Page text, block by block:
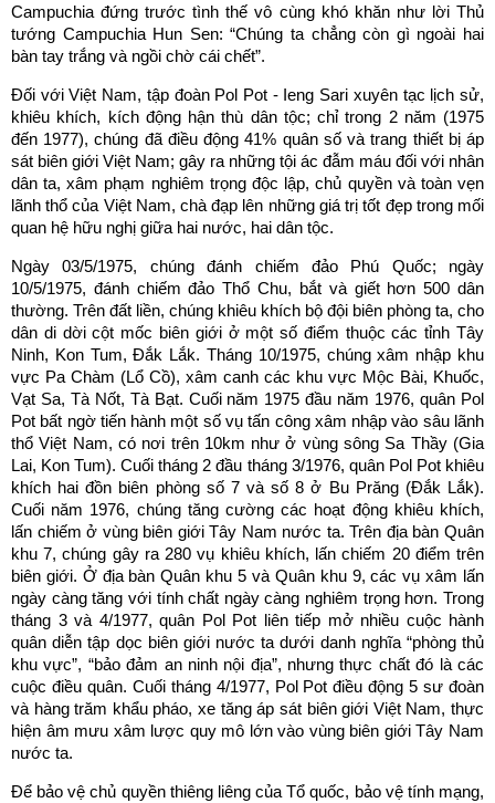
Campuchia đứng trước tình thế vô cùng khó khăn như lời Thủ
tướng Campuchia Hun Sen: “Chúng ta chẳng còn gì ngoài hai
bàn tay trắng và ngồi chờ cái chết”.
Đối với Việt Nam, tập đoàn Pol Pot - Ieng Sari xuyên tạc lịch sử,
khiêu khích, kích động hận thù dân tộc; chỉ trong 2 năm (1975
đến 1977), chúng đã điều động 41% quân số và trang thiết bị áp
sát biên giới Việt Nam; gây ra những tội ác đẫm máu đối với nhân
dân ta, xâm phạm nghiêm trọng độc lập, chủ quyền và toàn vẹn
lãnh thổ của Việt Nam, chà đạp lên những giá trị tốt đẹp trong mối
quan hệ hữu nghị giữa hai nước, hai dân tộc.
Ngày 03/5/1975, chúng đánh chiếm đảo Phú Quốc; ngày
10/5/1975, đánh chiếm đảo Thổ Chu, bắt và giết hơn 500 dân
thường. Trên đất liền, chúng khiêu khích bộ đội biên phòng ta, cho
dân di dời cột mốc biên giới ở một số điểm thuộc các tỉnh Tây
Ninh, Kon Tum, Đắk Lắk. Tháng 10/1975, chúng xâm nhập khu
vực Pa Chàm (Lổ Cồ), xâm canh các khu vực Mộc Bài, Khuốc,
Vạt Sa, Tà Nốt, Tà Bạt. Cuối năm 1975 đầu năm 1976, quân Pol
Pot bất ngờ tiến hành một số vụ tấn công xâm nhập vào sâu lãnh
thổ Việt Nam, có nơi trên 10km như ở vùng sông Sa Thầy (Gia
Lai, Kon Tum). Cuối tháng 2 đầu tháng 3/1976, quân Pol Pot khiêu
khích hai đồn biên phòng số 7 và số 8 ở Bu Prăng (Đắk Lắk).
Cuối năm 1976, chúng tăng cường các hoạt động khiêu khích,
lấn chiếm ở vùng biên giới Tây Nam nước ta. Trên địa bàn Quân
khu 7, chúng gây ra 280 vụ khiêu khích, lấn chiếm 20 điểm trên
biên giới. Ở địa bàn Quân khu 5 và Quân khu 9, các vụ xâm lấn
ngày càng tăng với tính chất ngày càng nghiêm trọng hơn. Trong
tháng 3 và 4/1977, quân Pol Pot liên tiếp mở nhiều cuộc hành
quân diễn tập dọc biên giới nước ta dưới danh nghĩa “phòng thủ
khu vực”, “bảo đảm an ninh nội địa”, nhưng thực chất đó là các
cuộc điều quân. Cuối tháng 4/1977, Pol Pot điều động 5 sư đoàn
và hàng trăm khẩu pháo, xe tăng áp sát biên giới Việt Nam, thực
hiện âm mưu xâm lược quy mô lớn vào vùng biên giới Tây Nam
nước ta.
Để bảo vệ chủ quyền thiêng liêng của Tổ quốc, bảo vệ tính mạng,